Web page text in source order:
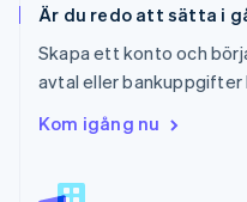
Är du redo att sätta i
Skapa ett konto och
avtal eller bankuppgifter
Kom igång nu
Singapore
Slovakien
English
Slovenien
Español